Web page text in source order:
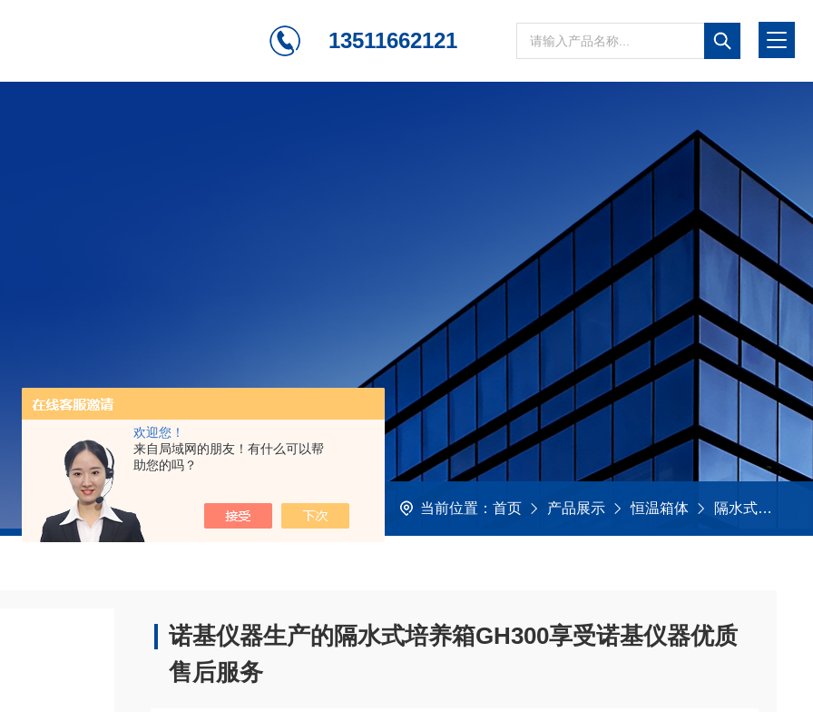
欢迎您！
来自局域网的朋友！有什么可以帮
助您的吗？
13511662121
当前位置： 首页 产品展示 恒温箱体 隔水式培养箱
诺基仪器生产的隔水式培养箱GH300享受诺基仪器优质
售后服务